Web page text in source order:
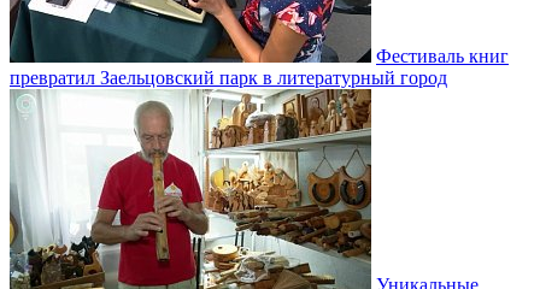
Фестиваль книг
превратил Заельцовский парк в литературный город
Уникальные